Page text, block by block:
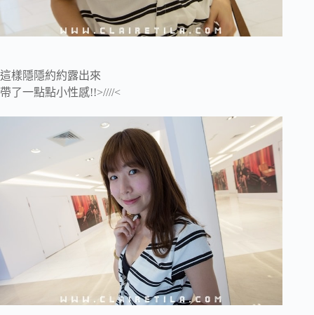
這樣隱隱約約露出來
帶了一點點小性感!!>////<